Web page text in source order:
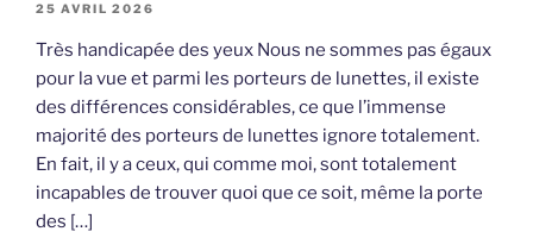
25 AVRIL 2026
Très handicapée des yeux Nous ne sommes pas égaux
pour la vue et parmi les porteurs de lunettes, il existe
des différences considérables, ce que l’immense
majorité des porteurs de lunettes ignore totalement.
En fait, il y a ceux, qui comme moi, sont totalement
incapables de trouver quoi que ce soit, même la porte
des […]